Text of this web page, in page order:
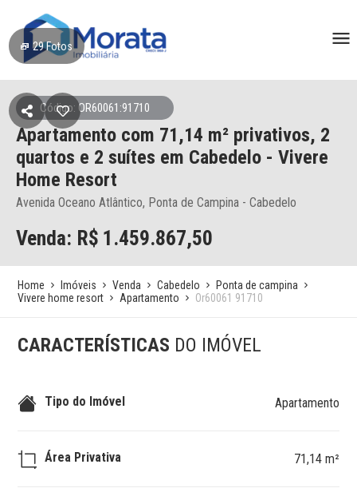
29Fotos
Código: OR60061:91710
Apartamento com 71,14 m² privativos, 2
quartos e 2 suítes em Cabedelo - Vivere
Home Resort
Avenida Oceano Atlântico, Ponta de Campina - Cabedelo
Venda: R$ 1.459.867,50
Home Imóveis Venda Cabedelo
Ponta de campina
Vivere home resort
Apartamento Or60061 91710
CARACTERÍSTICAS DO IMÓVEL
Tipo do Imóvel Apartamento
Área Privativa 71,14 m²